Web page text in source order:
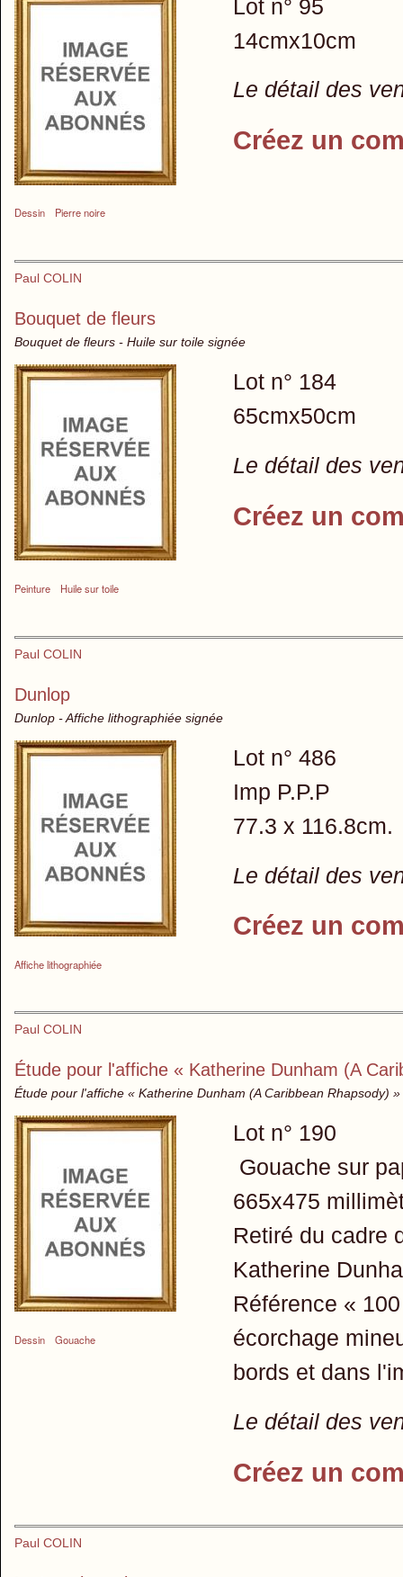
Dessin Pierre noire
Lot n° 95
14cmx10cm
Le détail des
Créez un
Paul COLIN
Bouquet de fleurs
Bouquet de fleurs - Huile sur toile signée
Peinture Huile sur toile
Lot n° 184
65cmx50cm
Le détail des
Créez un
Paul COLIN
Dunlop
Dunlop - Affiche lithographiée signée
Affiche lithographiée
Lot n° 486
Imp P.P.P
77.3 x 116.8cm.
Le détail des
Créez un
Paul COLIN
Étude pour l'affiche « Katherine Dunham (A
Étude pour l'affiche « Katherine Dunham (A Caribbean Rhapsody)
Dessin Gouache
Lot n° 190
Gouache sur
665x475
Retiré du cadre
Katherine
Référence «
écorchage
bords et dans
Le détail des
Créez un
Paul COLIN